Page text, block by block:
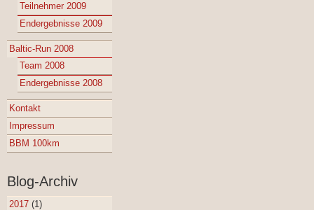
Teilnehmer 2009
Endergebnisse 2009
Baltic-Run 2008
Team 2008
Endergebnisse 2008
Kontakt
Impressum
BBM 100km
Blog-Archiv
2017 (1)